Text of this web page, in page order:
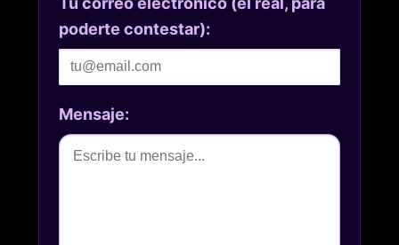
poderte contestar):
Mensaje: